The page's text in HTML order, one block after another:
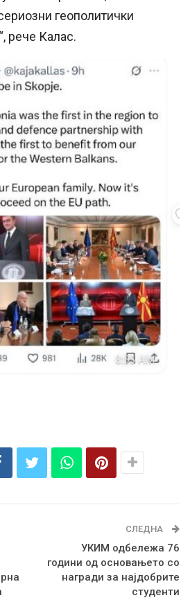
геополитички
рече Калас.
СЛЕДНА
УКИМ одбележа 76
години од основањето со
награди за најдобрите
студенти